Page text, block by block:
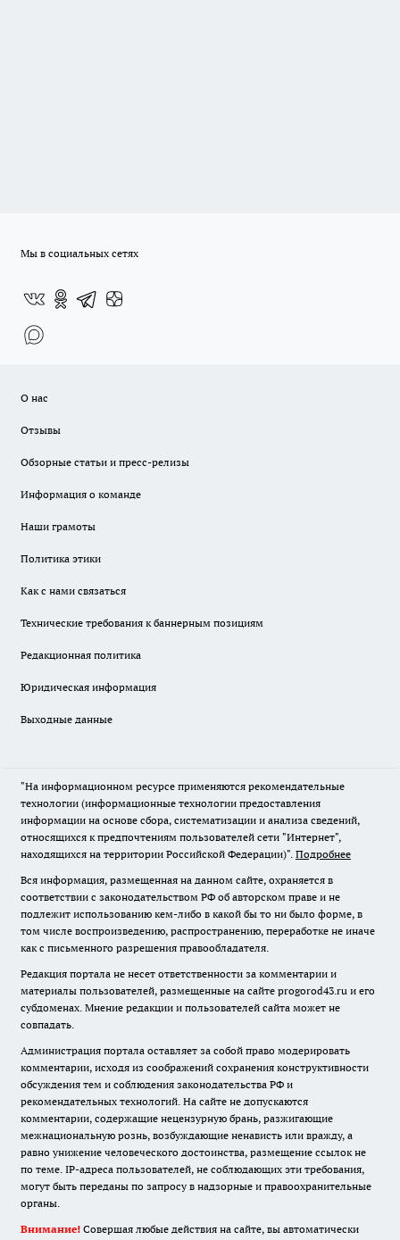
Мы в социальных сетях
О нас
Отзывы
Обзорные статьи и пресс-релизы
Информация о команде
Наши грамоты
Политика этики
Как с нами связаться
Технические требования к баннерным позициям
Редакционная политика
Юридическая информация
Выходные данные
"На информационном ресурсе применяются рекомендательные
технологии (информационные технологии предоставления
информации на основе сбора, систематизации и анализа сведений,
относящихся к предпочтениям пользователей сети "Интернет",
находящихся на территории Российской Федерации)". Подробнее
Вся информация, размещенная на данном сайте, охраняется в
соответствии с законодательством РФ об авторском праве и не
подлежит использованию кем-либо в какой бы то ни было форме, в
том числе воспроизведению, распространению, переработке не иначе
как с письменного разрешения правообладателя.
Редакция портала не несет ответственности за комментарии и
материалы пользователей, размещенные на сайте progorod43.ru и его
субдоменах. Мнение редакции и пользователей сайта может не
совпадать.
Администрация портала оставляет за собой право модерировать
комментарии, исходя из соображений сохранения конструктивности
обсуждения тем и соблюдения законодательства РФ и
рекомендательных технологий. На сайте не допускаются
комментарии, содержащие нецензурную брань, разжигающие
межнациональную рознь, возбуждающие ненависть или вражду, а
равно унижение человеческого достоинства, размещение ссылок не
по теме. IP-адреса пользователей, не соблюдающих эти требования,
могут быть переданы по запросу в надзорные и правоохранительные
органы.
Внимание! Совершая любые действия на сайте, вы автоматически